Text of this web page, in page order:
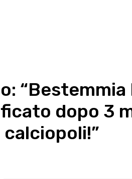
dopo 3